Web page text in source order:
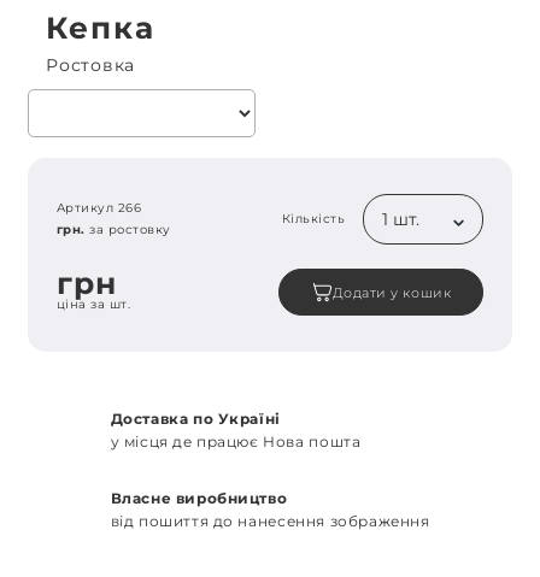
Кепка
Ростовка
Артикул 266
грн. за ростовку
Кількість 1 шт.
грн
ціна за шт.
Додати у кошик
Доставка по Україні
у місця де працює Нова пошта
Власне виробництво
від пошиття до нанесення зображення